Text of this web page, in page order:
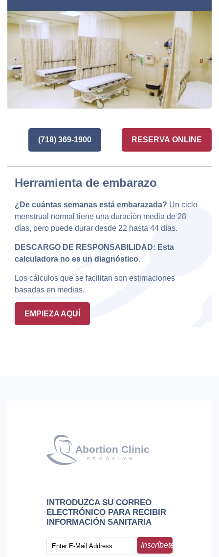
(718) 369-1900 RESERVA ONLINE
Herramienta de embarazo
¿De cuántas semanas está embarazada? Un ciclo
menstrual normal tiene una duración media de 28
días, pero puede durar desde 22 hasta 44 días.
DESCARGO DE RESPONSABILIDAD: Esta
calculadora no es un diagnóstico.
Los cálculos que se facilitan son estimaciones
basadas en medias.
EMPIEZA AQUÍ
INTRODUZCA SU CORREO
ELECTRÓNICO PARA RECIBIR
INFORMACIÓN SANITARIA
Inscríbete